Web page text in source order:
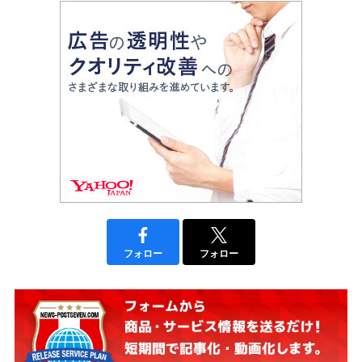
フォロー フォロー